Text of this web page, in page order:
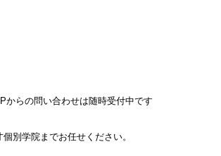
らの問い合わせは随時受付中です
別学院までお任せください。